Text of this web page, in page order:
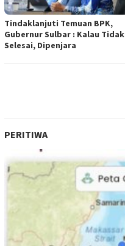
Tindaklanjuti Temuan BPK,
Gubernur Sulbar : Kalau Tidak
Selesai, Dipenjara
PERITIWA